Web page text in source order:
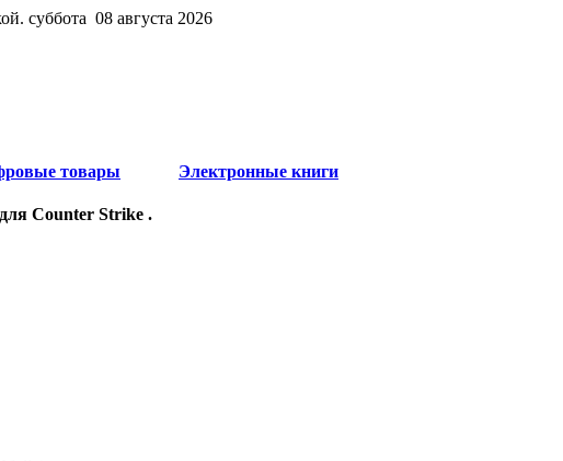
суббота 08 августа 2026
товары Электронные книги
Counter Strike .